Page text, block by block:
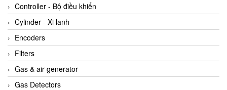
Controller - Bộ điều khiển
Cylinder - Xi lanh
Encoders
Filters
Gas & air generator
Gas Detectors